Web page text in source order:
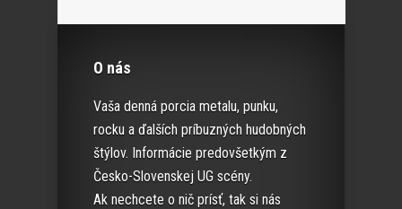
O nás
Vaša denná porcia metalu, punku,
rocku a ďalších príbuzných hudobných
štýlov. Informácie predovšetkým z
Česko-Slovenskej UG scény.
Ak nechcete o nič prísť, tak si nás